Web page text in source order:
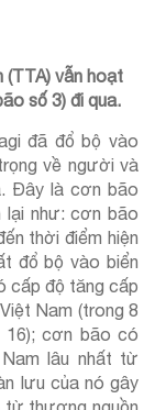
(TTA) vẫn hoạt
số 3) đi qua.
đã đổ bộ vào
về người và
Đây là cơn bão
lại như: cơn bão
thời điểm hiện
đổ bộ vào biển
cấp độ tăng cấp
Nam (trong 8
cơn bão có
lâu nhất từ
lưu của nó gây